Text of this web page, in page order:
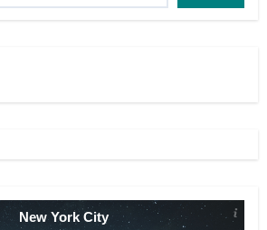
New York City